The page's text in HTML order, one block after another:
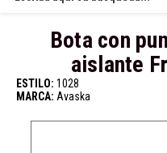
en
Bota con
aislante
ESTILO: 1028
MARCA: Avaska